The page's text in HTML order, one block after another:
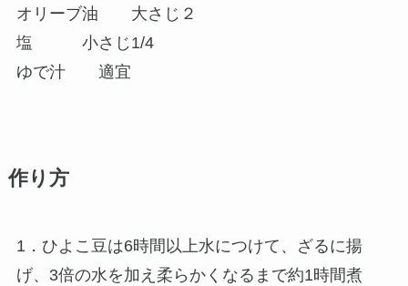
オリーブ油 大さじ２
塩 小さじ1/4
ゆで汁 適宜
作り方
1．ひよこ豆は6時間以上水につけて、ざるに揚
げ、3倍の水を加え柔らかくなるまで約1時間煮